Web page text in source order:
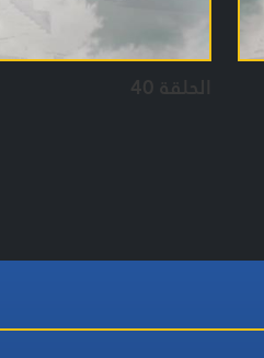
الحلقة 40